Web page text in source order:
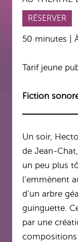
RÉSERVER
50 minutes |
Tarif jeune
Fiction
Un soir,
de Jean-
un peu plus
l’emmènent
d’un arbre
guinguette.
par une